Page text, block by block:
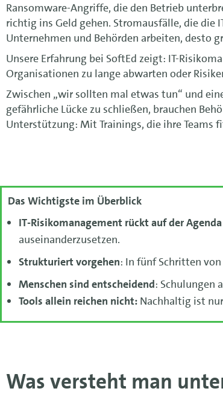
Ransomware-Angriffe, die den Betrieb
richtig ins Geld gehen. Stromausfälle, die die
Unternehmen und Behörden arbeiten, desto
Unsere Erfahrung bei SoftEd zeigt: IT-
Organisationen zu lange abwarten oder
Zwischen „wir sollten mal etwas tun“ und
gefährliche Lücke zu schließen, brauchen
Unterstützung: Mit Trainings, die ihre Teams
Das Wichtigste im Überblick
IT-Risikomanagement rückt auf der
auseinanderzusetzen.
Strukturiert vorgehen: In fünf Schritten
Menschen sind entscheidend: Schulungen
Tools allein reichen nicht: Nachhaltig ist
Was versteht man